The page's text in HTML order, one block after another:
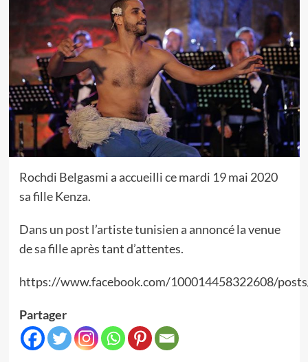
Rochdi Belgasmi a accueilli ce mardi 19 mai 2020
sa fille Kenza.
Dans un post l’artiste tunisien a annoncé la venue
de sa fille après tant d’attentes.
https://www.facebook.com/100014458322608/
Partager